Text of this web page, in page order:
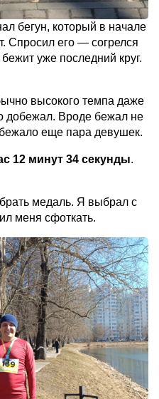
бегун, который в начале
Спросил его — согрелся
уже последний круг.
высокого темпа даже
добежал. Вроде бежал не
еще пара девушек.
12 минут 34 секунды.
медаль. Я выбрал с
меня сфоткать.